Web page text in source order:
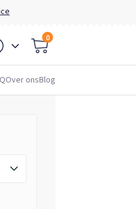
0
Over onsBlog